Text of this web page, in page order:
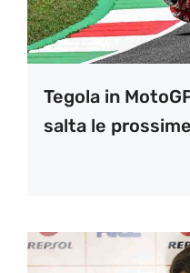
Tegola in
salta le